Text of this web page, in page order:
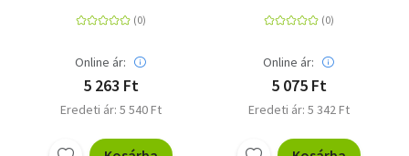
Online ár:
5 263 Ft
Eredeti ár: 5 540 Ft
Online ár:
5 075 Ft
Eredeti ár: 5 342 Ft